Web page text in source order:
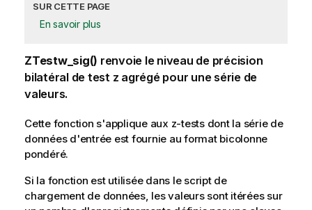
SUR CETTE PAGE
En savoir plus
ZTestw_sig() renvoie le niveau de précision
bilatéral de test z agrégé pour une série de
valeurs.
Cette fonction s'applique aux z-tests dont la série de
données d'entrée est fournie au format bicolonne
pondéré.
Si la fonction est utilisée dans le script de
chargement de données, les valeurs sont itérées sur